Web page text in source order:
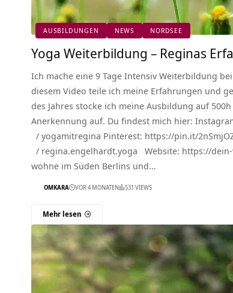
AUSBILDUNGEN NEWS NORDSEE
Yoga Weiterbildung – Reginas
Ich mache eine 9 Tage Intensiv Weiterbildung
diesem Video teile ich meine Erfahrungen und
des Jahres stocke ich meine Ausbildung auf
Anerkennung auf. Du findest mich hier:
/ yogamitregina Pinterest: https://pin.it/
/ regina.engelhardt.yoga Website: https://
wohne im Süden Berlins und…
OMKARA VOR 4 MONATEN 531 VIEWS
Mehr lesen